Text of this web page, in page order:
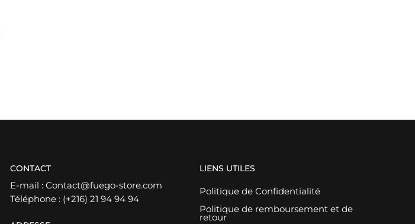
CONTACT
E-mail : Contact@fuego-store.com
Téléphone : (+216) 21 94 94 94
LIENS UTILES
Politique de Confidentialité
Politique de remboursement et de
retour